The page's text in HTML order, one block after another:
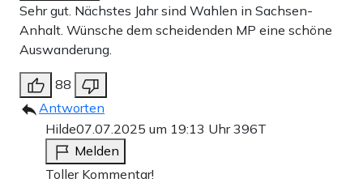
Sehr gut. Nächstes Jahr sind Wahlen in Sachsen-
Anhalt. Wünsche dem scheidenden MP eine schöne
Auswanderung.
88
Antworten
Hilde07.07.2025 um 19:13 Uhr396T
Melden
Toller Kommentar!